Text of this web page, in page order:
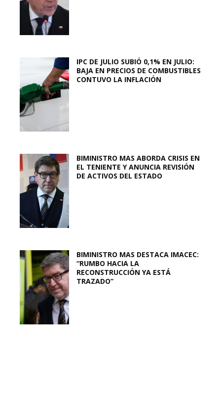
IPC DE JULIO SUBIÓ 0,1% EN JULIO:
BAJA EN PRECIOS DE COMBUSTIBLES
CONTUVO LA INFLACIÓN
BIMINISTRO MAS ABORDA CRISIS EN
EL TENIENTE Y ANUNCIA REVISIÓN
DE ACTIVOS DEL ESTADO
BIMINISTRO MAS DESTACA IMACEC:
“RUMBO HACIA LA
RECONSTRUCCIÓN YA ESTÁ
TRAZADO”